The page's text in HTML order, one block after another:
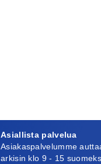
Asiallista palvelua
Asiakaspalvelumme
arkisin klo 9 - 15